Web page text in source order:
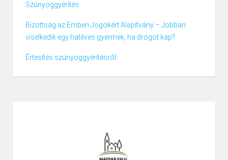
Szúnyoggyérítés
Bizottság az Emberi Jogokért Alapítvány – Jobban
viselkedik egy hatéves gyermek, ha drogot kap?
Értesítés szúnyoggyérítésről